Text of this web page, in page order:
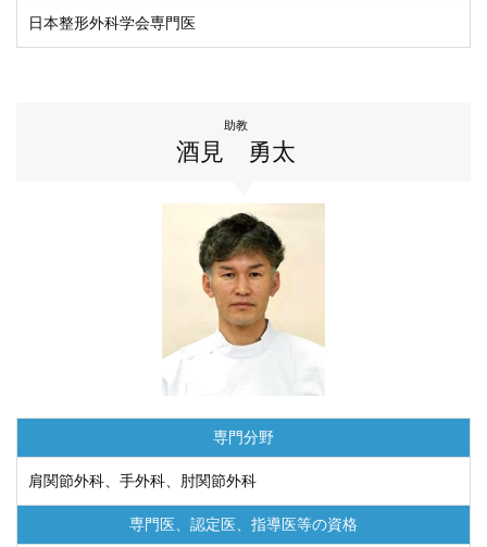
日本整形外科学会専門医
助教
酒見 勇太
専門分野
肩関節外科、手外科、肘関節外科
専門医、認定医、 指導医等の資格